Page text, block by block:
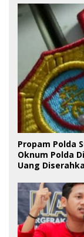
Propam Polda
Oknum Polda
Uang